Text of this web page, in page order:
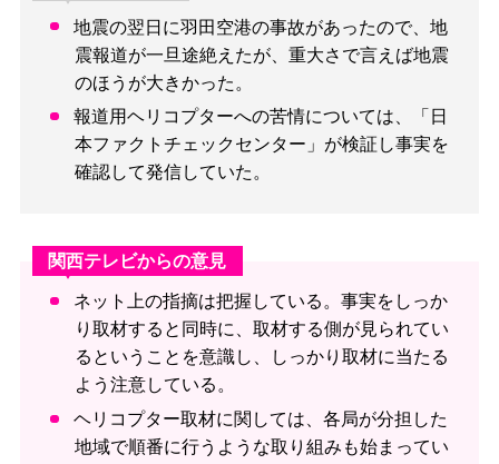
地震の翌日に羽田空港の事故があったので、地
震報道が一旦途絶えたが、重大さで言えば地震
のほうが大きかった。
報道用ヘリコプターへの苦情については、「日
本ファクトチェックセンター」が検証し事実を
確認して発信していた。
関西テレビからの意見
ネット上の指摘は把握している。事実をしっか
り取材すると同時に、取材する側が見られてい
るということを意識し、しっかり取材に当たる
よう注意している。
ヘリコプター取材に関しては、各局が分担した
地域で順番に行うような取り組みも始まってい